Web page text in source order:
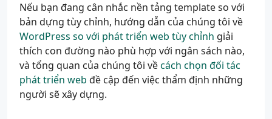
Nếu bạn đang cân nhắc nền tảng template so với
bản dựng tùy chỉnh, hướng dẫn của chúng tôi về
WordPress so với phát triển web tùy chỉnh giải
thích con đường nào phù hợp với ngân sách nào,
và tổng quan của chúng tôi vềcách chọn đối tác
phát triển web đề cập đến việc thẩm định những
người sẽ xây dựng.